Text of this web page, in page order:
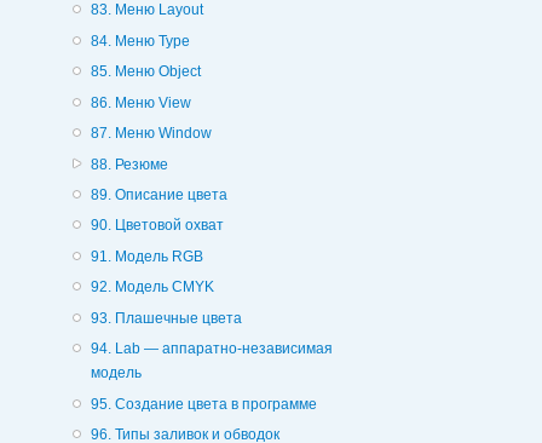
83. Меню Layout
84. Меню Type
85. Меню Object
86. Меню View
87. Меню Window
88. Резюме
89. Описание цвета
90. Цветовой охват
91. Модель RGB
92. Модель CMYK
93. Плашечные цвета
94. Lab — аппаратно-независимая
модель
95. Создание цвета в программе
96. Типы заливок и обводок